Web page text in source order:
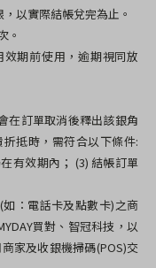
以實際結帳兌完為止。
。
期前使用，逾期視同放
在訂單取消後釋出該銀角
抵時，需符合以下條件:
有效期內； (3) 結帳訂單
：電話卡及點數卡)之商
買對、智冠科技，以
家及收銀機掃碼(POS)交